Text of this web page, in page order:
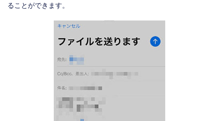
ることができます。